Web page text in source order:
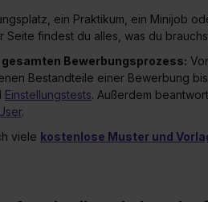
ein Praktikum, ein Minijob
Seite findest du alles, was du
Bewerbungsprozess:
Bestandteile einer Bewerbung
Einstellungstests. Außerdem
.
viele kostenlose Muster und